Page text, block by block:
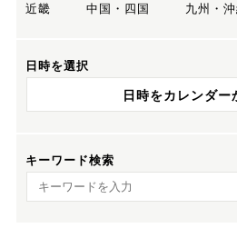
近畿
中国・四国 九州・沖
日時を選択
日時をカレンダー
キーワード検索
キーワード検索